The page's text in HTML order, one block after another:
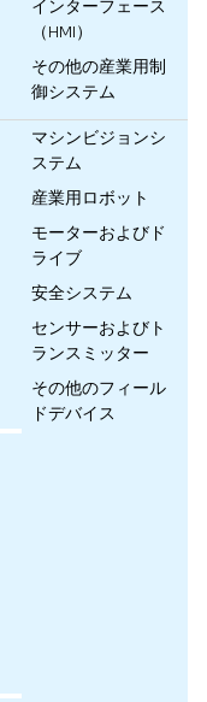
インターフェース
（HMI）
その他の産業用制
御システム
マシンビジョンシ
ステム
産業用ロボット
モーターおよびド
ライブ
安全システム
センサーおよびト
ランスミッター
その他のフィール
ドデバイス